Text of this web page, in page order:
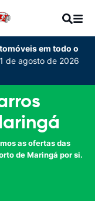
em todo o
de agosto de 2026
as ofertas das
de Maringá por si.